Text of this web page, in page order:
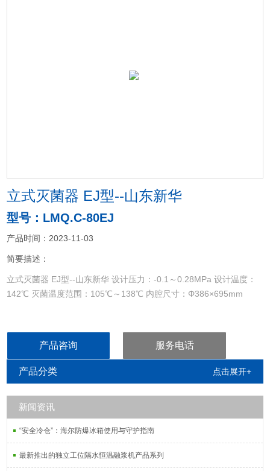
立式灭菌器 EJ型--山东新华
型号：LMQ.C-80EJ
产品时间：2023-11-03
简要描述：
立式灭菌器 EJ型--山东新华 设计压力：-0.1～0.28MPa 设计温度：
142℃ 灭菌温度范围：105℃～138℃ 内腔尺寸：Φ386×695mm
产品咨询 服务电话
产品分类 点击展开+
新闻资讯
“安全冷仓”：海尔防爆冰箱使用与守护指南
最新推出的独立工位隔水恒温融浆机产品系列